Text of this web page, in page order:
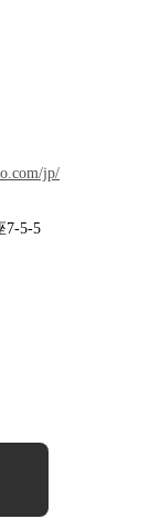
jp/
7-5-5